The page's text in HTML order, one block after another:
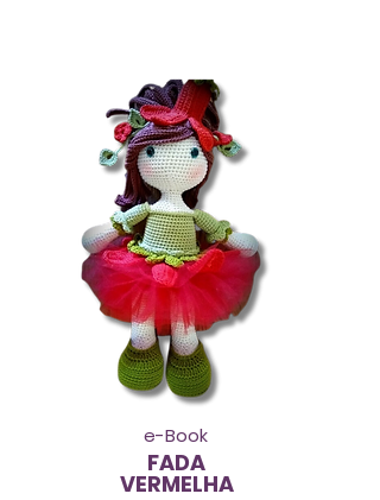
e-Book
FADA
VERMELHA